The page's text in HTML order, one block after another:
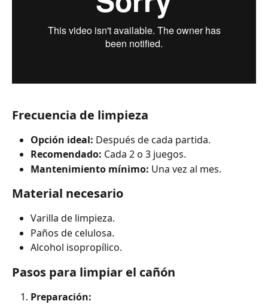
Frecuencia de limpieza
Opción ideal: Después de cada partida.
Recomendado: Cada 2 o 3 juegos.
Mantenimiento mínimo: Una vez al mes.
Material necesario
Varilla de limpieza.
Paños de celulosa.
Alcohol isopropílico.
Pasos para limpiar el cañón
Preparación: